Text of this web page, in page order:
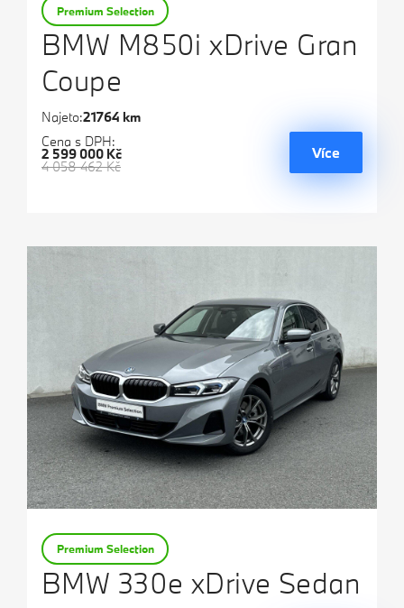
BMW M850i xDrive Gran
Coupe
Premium Selection
Najeto:21764 km
Cena s DPH:
4 058 462 Kč
2 599 000 Kč Více
BMW 330e xDrive Sedan
Premium Selection